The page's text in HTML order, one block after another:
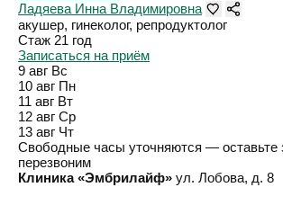
Ладяева Инна Владимировна
акушер, гинеколог, репродуктолог
Стаж 21 год
Записаться на приём
9 авг Вс
10 авг Пн
11 авг Вт
12 авг Ср
13 авг Чт
Свободные часы уточняются — оставьте
перезвоним
Клиника «Эмбрилайф» ул. Лобова, д. 8